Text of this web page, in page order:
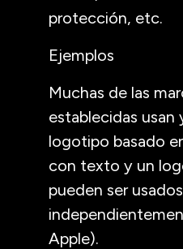
protección, etc.
Ejemplos
Muchas de las
establecidas usan
logotipo basado
con texto y un
pueden ser usados
Apple).